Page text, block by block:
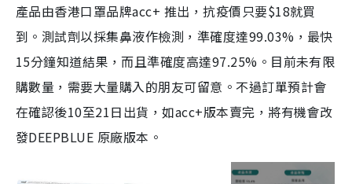
產品由香港口罩品牌acc+ 推出，抗疫價只要$18就買
到。測試劑以採集鼻液作檢測，準確度達99.03%，最快
15分鐘知道結果，而且準確度高達97.25%。目前未有限
購數量，需要大量購入的朋友可留意。不過訂單預計會
在確認後10至21日出貨，如acc+版本賣完，將有機會改
發DEEPBLUE 原廠版本。